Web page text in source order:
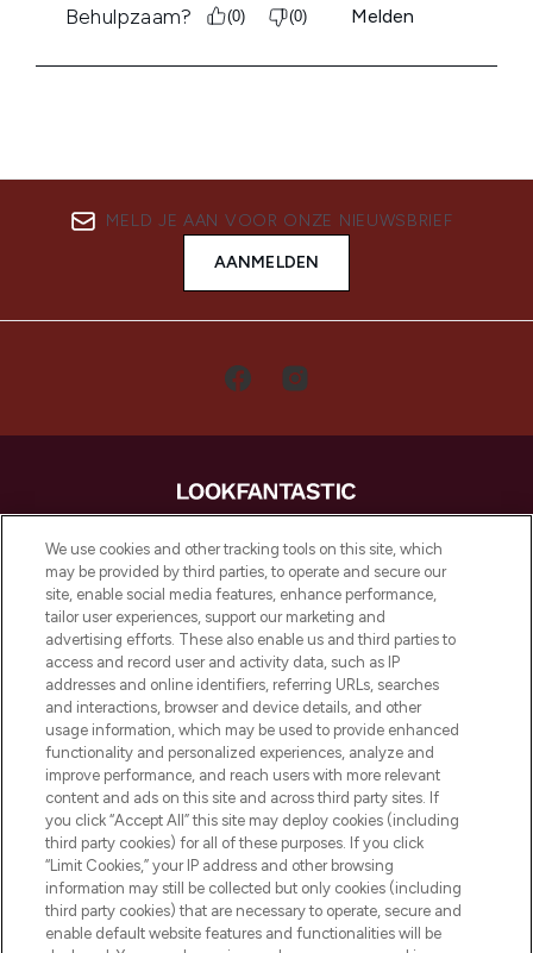
MELD JE AAN VOOR ONZE NIEUWSBRIEF
AANMELDEN
LOOKFANTASTIC is de ultieme online
beautybestemming van Europa, met de
beste huidverzorging, haarproducten en
make-up van meer dan 200 topmerken.
Shop online of via de app, met gratis
verzending vanaf €40.
Cookie-toestemming
Do Not Sell or Share My Personal
Information
HELP & INFORMATIE
BEDRIJFSINFORMATIE
We use cookies and other tracking tools on this site, which
may be provided by third parties, to operate and secure our
site, enable social media features, enhance performance,
tailor user experiences, support our marketing and
advertising efforts. These also enable us and third parties to
access and record user and activity data, such as IP
addresses and online identifiers, referring URLs, searches
and interactions, browser and device details, and other
usage information, which may be used to provide enhanced
functionality and personalized experiences, analyze and
improve performance, and reach users with more relevant
content and ads on this site and across third party sites. If
you click “Accept All” this site may deploy cookies (including
third party cookies) for all of these purposes. If you click
“Limit Cookies,” your IP address and other browsing
information may still be collected but only cookies (including
third party cookies) that are necessary to operate, secure and
enable default website features and functionalities will be